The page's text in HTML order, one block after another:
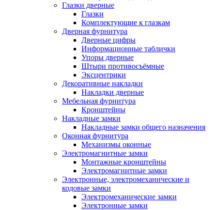
Глазки дверные
Глазки
Комплектующие к глазкам
Дверная фурнитура
Дверные цифры
Информационные таблички
Упоры дверные
Штыри противосъёмные
Эксцентрики
Декоративные накладки
Накладки дверные
Мебельная фурнитура
Кронштейны
Накладные замки
Накладные замки общего назначения
Оконная фурнитура
Механизмы оконные
Электромагнитные замки
Монтажные кронштейны
Электромагнитные замки
Электронные, электромеханические и
кодовые замки
Электромеханические замки
Электронные замки